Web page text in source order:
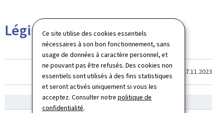
Ce site utilise des cookies essentiels
nécessaires à son bon fonctionnement, sans
usage de données à caractère personnel, et
ne pouvant pas être refusés. Des cookies non
essentiels sont utilisés à des fins statistiques
et seront activés uniquement si vous les
acceptez. Consulter notrepolitique de
confidentialité.
Législation
Dernière modification le 27.11.2023